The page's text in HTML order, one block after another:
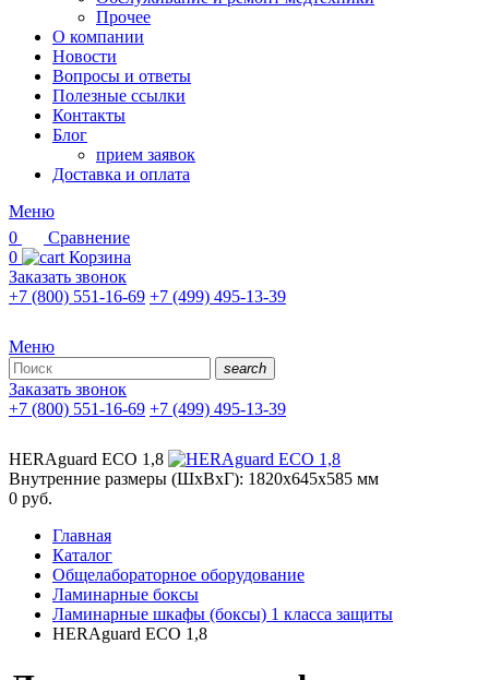
Прочее
О компании
Новости
Вопросы и ответы
Полезные ссылки
Контакты
Блог
прием заявок
Доставка и оплата
Меню
0
Сравнение
0
Корзина
Заказать звонок
+7 (800) 551-16-69 +7 (499) 495-13-39
Меню
search
Заказать звонок
+7 (800) 551-16-69 +7 (499) 495-13-39
HERAguard ECO 1,8
Внутренние размеры (ШxВxГ): 1820x645x585 мм
0 руб.
Главная
Каталог
Общелабораторное оборудование
Ламинарные боксы
Ламинарные шкафы (боксы) 1 класса защиты
HERAguard ECO 1,8